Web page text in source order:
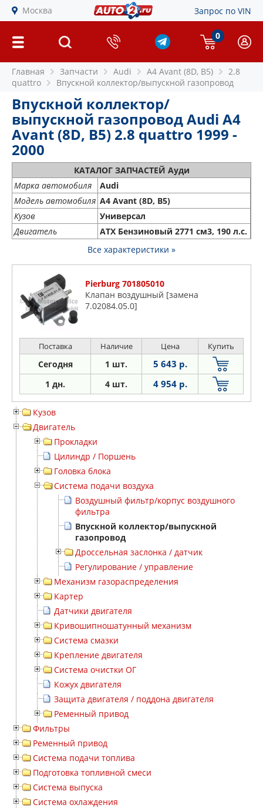
Москва Запрос по VIN
0
Главная Запчасти Audi A4 Avant (8D, B5)
2.8
quattro
Впускной коллектор/выпускной газопровод
Впускной коллектор/
выпускной газопровод Audi A4
Avant (8D, B5) 2.8 quattro 1999 -
2000
КАТАЛОГ ЗАПЧАСТЕЙ Ауди
Марка автомобиля
Audi
Модель автомобиля A4 Avant (8D, B5)
Кузов
Универсал
Двигатель
ATX Бензиновый 2771 см3, 190 л.с.
Все характеристики »
Pierburg 701805010
Клапан воздушный [замена
7.02084.05.0]
Поставка Наличие Цена Купить
Сегодня 1 шт. 5 643 р.
1 дн. 4 шт. 4 954 р.
Кузов
Двигатель
Прокладки
Цилиндр / Поршень
Головка блока
Система подачи воздуха
Воздушный фильтр/корпус воздушного
фильтра
Впускной коллектор/выпускной
газопровод
Дроссельная заслонка / датчик
Регулирование / управление
Механизм газораспределения
Картер
Датчики двигателя
Кривошипношатунный механизм
Система смазки
Крепление двигателя
Система очистки ОГ
Кожух двигателя
Защита двигателя / поддона двигателя
Ременный привод
Фильтры
Ременный привод
Система подачи топлива
Подготовка топливной смеси
Система выпуска
Система охлаждения